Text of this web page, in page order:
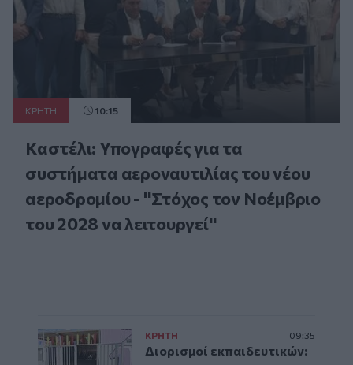
ΚΡΗΤΗ 10:15
Καστέλι: Υπογραφές για τα
συστήματα αεροναυτιλίας του νέου
αεροδρομίου - "Στόχος τον Νοέμβριο
του 2028 να λειτουργεί"
ΚΡΗΤΗ 09:35
Διορισμοί εκπαιδευτικών: